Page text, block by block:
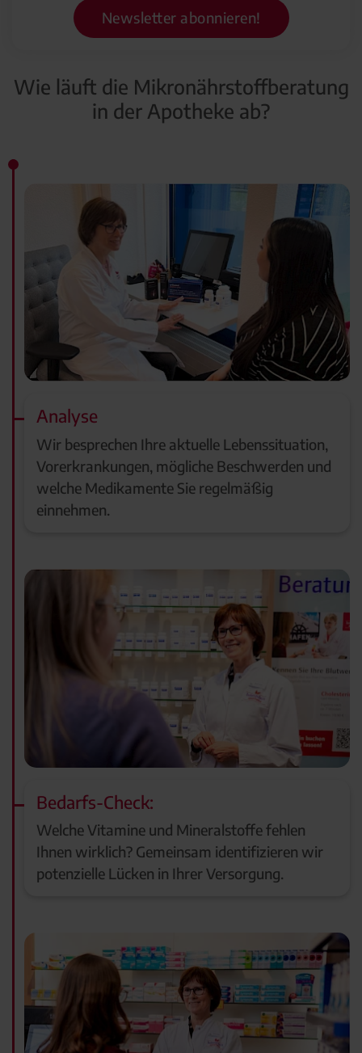
Newsletter abonnieren!
Wie läuft die Mikronährstoffberatung
in der Apotheke ab?
Analyse
Wir besprechen Ihre aktuelle Lebenssituation,
Vorerkrankungen, mögliche Beschwerden und
welche Medikamente Sie regelmäßig
einnehmen.
Bedarfs-Check:
Welche Vitamine und Mineralstoffe fehlen
Ihnen wirklich? Gemeinsam identifizieren wir
potenzielle Lücken in Ihrer Versorgung.